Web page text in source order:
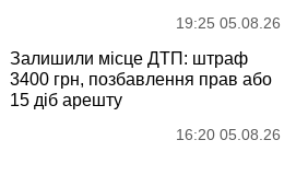
19:25 05.08.26
Залишили місце ДТП: штраф
3400 грн, позбавлення прав або
15 діб арешту
16:20 05.08.26